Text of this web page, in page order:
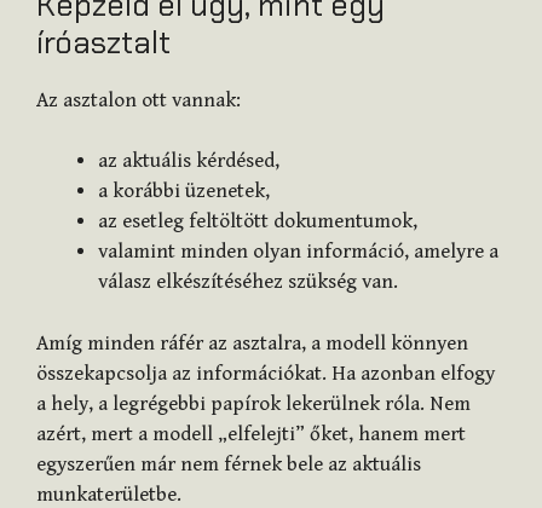
íróasztalt
Az asztalon ott vannak:
az aktuális kérdésed,
a korábbi üzenetek,
az esetleg feltöltött dokumentumok,
valamint minden olyan információ, amelyre a
válasz elkészítéséhez szükség van.
Amíg minden ráfér az asztalra, a modell könnyen
összekapcsolja az információkat. Ha azonban elfogy
a hely, a legrégebbi papírok lekerülnek róla. Nem
azért, mert a modell „elfelejti” őket, hanem mert
egyszerűen már nem férnek bele az aktuális
munkaterületbe.